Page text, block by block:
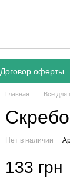
Договор оферты
Главная Все для
Нет в наличии
133 грн